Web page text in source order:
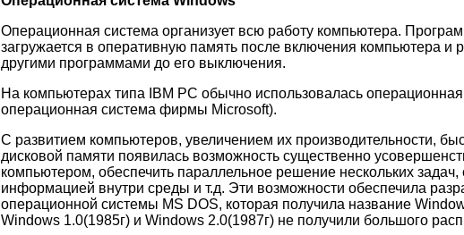
Операционная система организует всю работу компьютера.
загружается в оперативную память после включения компьютера и
другими программами до его выключения.
На компьютерах типа IBM PC обычно использовалась
операционная система фирмы Microsoft).
С развитием компьютеров, увеличением их производительности,
дисковой памяти появилась возможность существенно
компьютером, обеспечить параллельное решение нескольких
информацией внутри среды и т.д. Эти возможности обеспечила
операционной системы MS DOS, которая получила название
Windows 1.0(1985г) и Windows 2.0(1987г) не получили большого